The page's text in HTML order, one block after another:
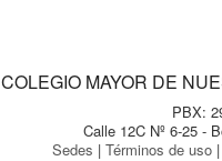
COLEGIO MAYOR DE
PBX:
Calle 12C Nº 6-25 -
Sedes | Términos de uso |